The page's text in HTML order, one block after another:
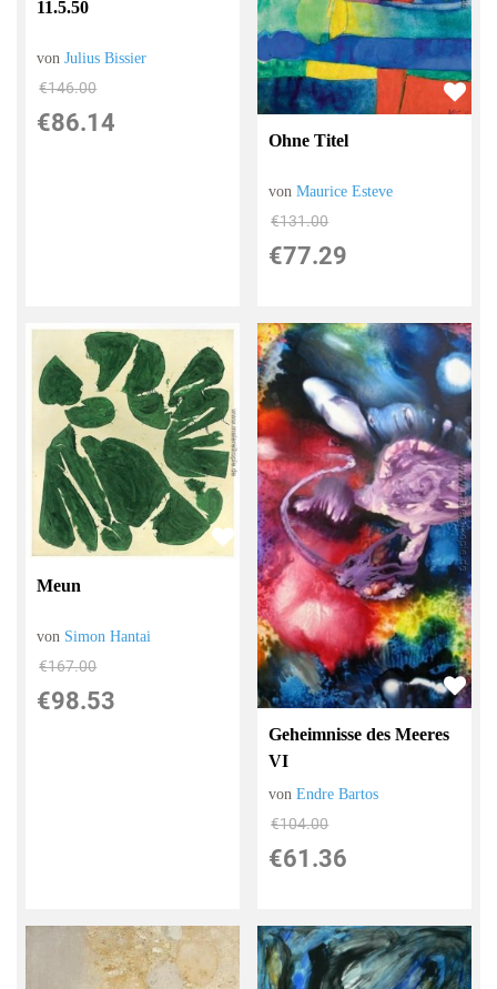
11.5.50
vonJulius Bissier
€146.00
€86.14
Ohne Titel
vonMaurice Esteve
€131.00
€77.29
Meun
von Simon Hantai
€167.00
€98.53
Geheimnisse des Meeres
VI
vonEndre Bartos
€104.00
€61.36